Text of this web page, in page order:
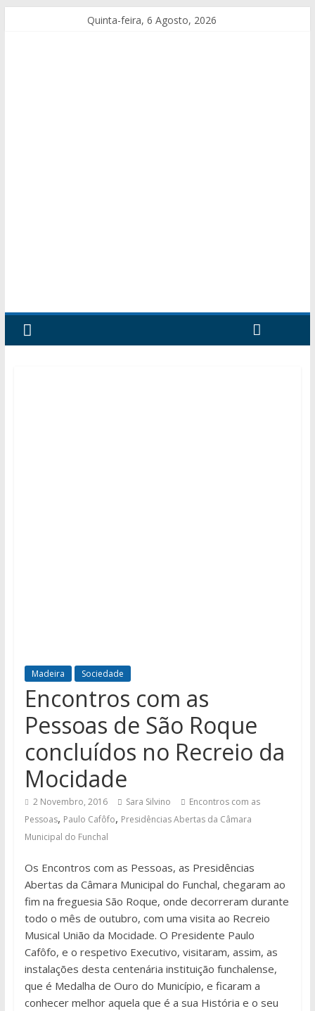
Quinta-feira, 6 Agosto, 2026
Madeira Sociedade
Encontros com as
Pessoas de São Roque
concluídos no Recreio da
Mocidade
2 Novembro, 2016 Sara Silvino
Encontros com as
Pessoas, Paulo Cafôfo, Presidências Abertas da Câmara
Municipal do Funchal
Os Encontros com as Pessoas, as Presidências
Abertas da Câmara Municipal do Funchal, chegaram ao
fim na freguesia São Roque, onde decorreram durante
todo o mês de outubro, com uma visita ao Recreio
Musical União da Mocidade. O Presidente Paulo
Cafôfo, e o respetivo Executivo, visitaram, assim, as
instalações desta centenária instituição funchalense,
que é Medalha de Ouro do Município, e ficaram a
conhecer melhor aquela que é a sua História e o seu